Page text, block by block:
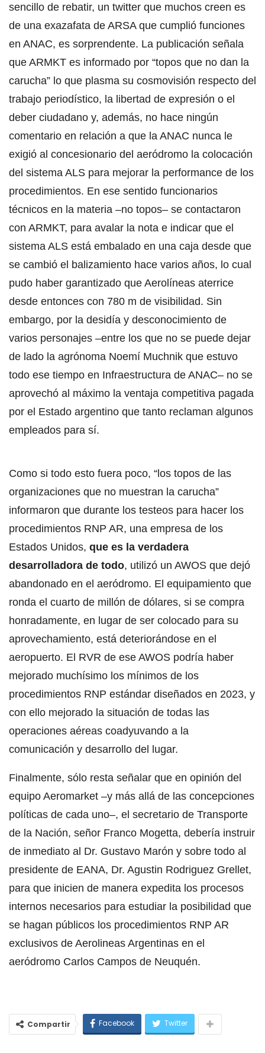
sencillo de rebatir, un twitter que muchos creen es
de una exazafata de ARSA que cumplió funciones
en ANAC, es sorprendente. La publicación señala
que ARMKT es informado por “topos que no dan la
carucha” lo que plasma su cosmovisión respecto del
trabajo periodístico, la libertad de expresión o el
deber ciudadano y, además, no hace ningún
comentario en relación a que la ANAC nunca le
exigió al concesionario del aeródromo la colocación
del sistema ALS para mejorar la performance de los
procedimientos. En ese sentido funcionarios
técnicos en la materia –no topos– se contactaron
con ARMKT, para avalar la nota e indicar que el
sistema ALS está embalado en una caja desde que
se cambió el balizamiento hace varios años, lo cual
pudo haber garantizado que Aerolíneas aterrice
desde entonces con 780 m de visibilidad. Sin
embargo, por la desidía y desconocimiento de
varios personajes –entre los que no se puede dejar
de lado la agrónoma Noemí Muchnik­ que estuvo
todo ese tiempo en Infraestructura de ANAC– no se
aprovechó al máximo la ventaja competitiva pagada
por el Estado argentino que tanto reclaman algunos
empleados para sí.
Como si todo esto fuera poco, “los topos de las
organizaciones que no muestran la carucha”
informaron que durante los testeos para hacer los
procedimientos RNP AR, una empresa de los
Estados Unidos, que es la verdadera
desarrolladora de todo, utilizó un AWOS que dejó
abandonado en el aeródromo. El equipamiento que
ronda el cuarto de millón de dólares, si se compra
honradamente, en lugar de ser colocado para su
aprovechamiento, está deteriorándose en el
aeropuerto. El RVR de ese AWOS podría haber
mejorado muchísimo los mínimos de los
procedimientos RNP estándar diseñados en 2023, y
con ello mejorado la situación de todas las
operaciones aéreas coadyuvando a la
comunicación y desarrollo del lugar.
Finalmente, sólo resta señalar que en opinión del
equipo Aeromarket –y más allá de las concepciones
políticas de cada uno–, el secretario de Transporte
de la Nación, señor Franco Mogetta, debería instruir
de inmediato al Dr. Gustavo Marón y sobre todo al
presidente de EANA, Dr. Agustin Rodriguez Grellet,
para que inicien de manera expedita los procesos
internos necesarios para estudiar la posibilidad que
se hagan públicos los procedimientos RNP AR
exclusivos de Aerolineas Argentinas en el
aeródromo Carlos Campos de Neuquén.
Compartir Facebook Twitter